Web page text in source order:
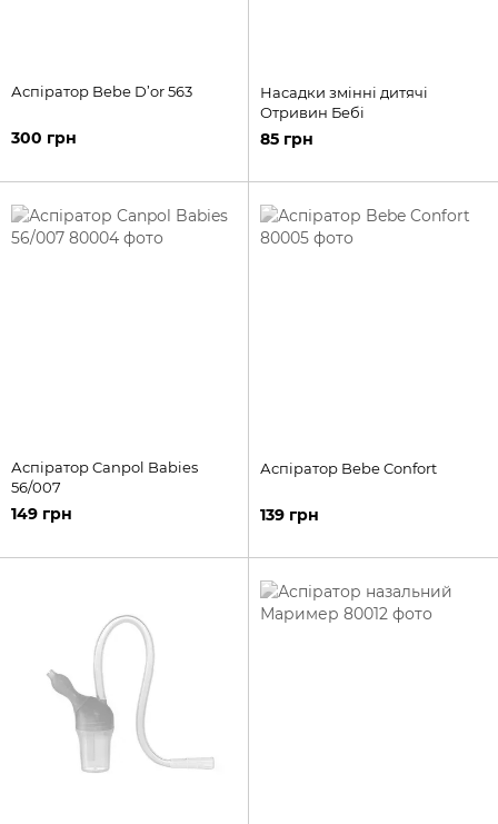
Аспіратор Bebe D’or 563
300 грн
Насадки змінні дитячі
Отривин Бебі
85 грн
Аспіратор Canpol Babies
56/007
149 грн
Аспіратор Bebe Confort
139 грн